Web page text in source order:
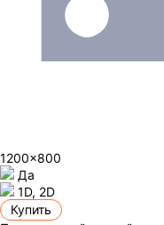
1200x800
Да
1D, 2D
Купить